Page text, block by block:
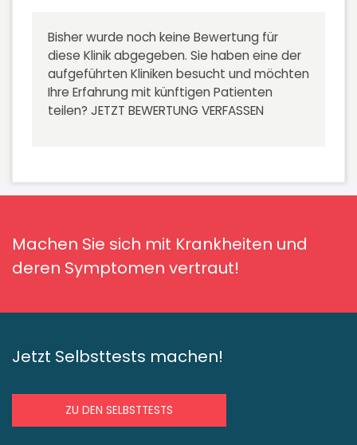
Bisher wurde noch keine Bewertung für
diese Klinik abgegeben. Sie haben eine der
aufgeführten Kliniken besucht und möchten
Ihre Erfahrung mit künftigen Patienten
teilen? JETZT BEWERTUNG VERFASSEN
Machen Sie sich mit Krankheiten und
deren Symptomen vertraut!
Jetzt Selbsttests machen!
ZU DEN SELBSTTESTS